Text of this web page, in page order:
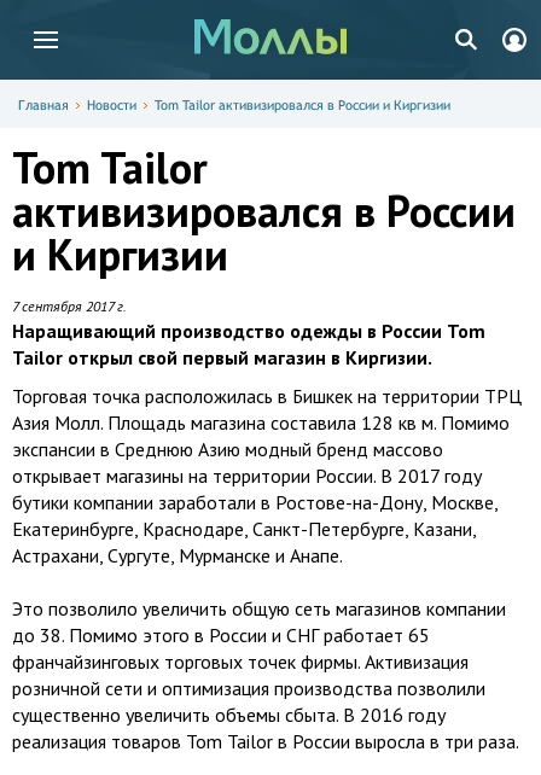
Главная Новости Tom Tailor активизировался в России и Киргизии
Tom Tailor
активизировался в России
и Киргизии
7 сентября 2017 г.
Наращивающий производство одежды в России Tom
Tailor открыл свой первый магазин в Киргизии.
Торговая точка расположилась в Бишкек на территории ТРЦ
Азия Молл. Площадь магазина составила 128 кв м. Помимо
экспансии в Среднюю Азию модный бренд массово
открывает магазины на территории России. В 2017 году
бутики компании заработали в Ростове-на-Дону, Москве,
Екатеринбурге, Краснодаре, Санкт-Петербурге, Казани,
Астрахани, Сургуте, Мурманске и Анапе.
Это позволило увеличить общую сеть магазинов компании
до 38. Помимо этого в России и СНГ работает 65
франчайзинговых торговых точек фирмы. Активизация
розничной сети и оптимизация производства позволили
существенно увеличить объемы сбыта. В 2016 году
реализация товаров Tom Tailor в России выросла в три раза.